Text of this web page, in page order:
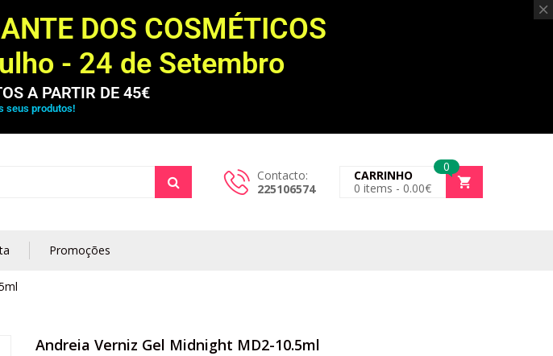
DOS COSMÉTICOS
- 24 de Setembro
A PARTIR DE 45€
seus produtos!
Contacto:
225106574
0
CARRINHO
0 items - 0.00€
Promoções
Andreia Verniz Gel Midnight MD2-10.5ml